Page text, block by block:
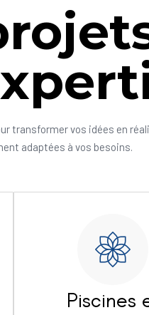
transformer vos idées en
adaptées à vos besoins.
Piscines